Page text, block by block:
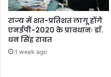
राज्य में शत-प्रतिशत लागू होंगे
एनईपी-2020 के प्रावधानः डाॅ.
धन सिंह रावत
1 week ago